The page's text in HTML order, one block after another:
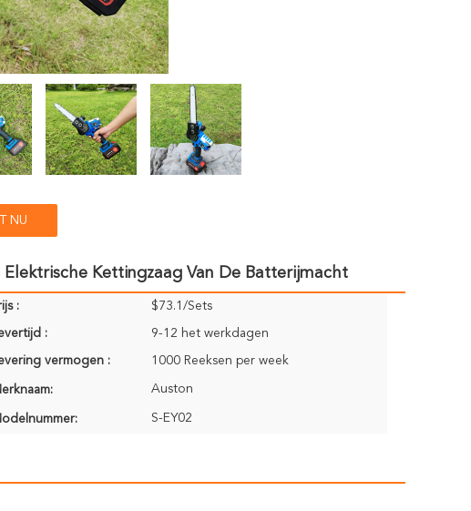
NU
Kettingzaag Van De Batterijmacht
: $73.1/Sets
: 9-12 het werkdagen
vermogen : 1000 Reeksen per week
Auston
S-EY02